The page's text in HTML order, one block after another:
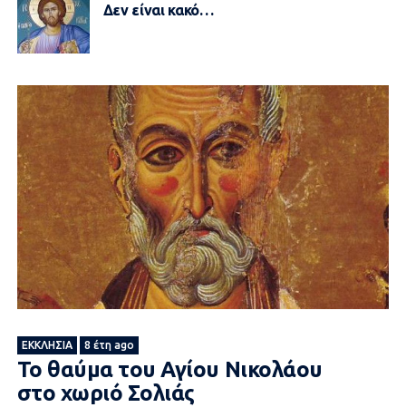
Δεν είναι κακό…
ΕΚΚΛΗΣΊΑ 8 έτη ago
Το θαύμα του Αγίου Νικολάου
στο χωριό Σολιάς